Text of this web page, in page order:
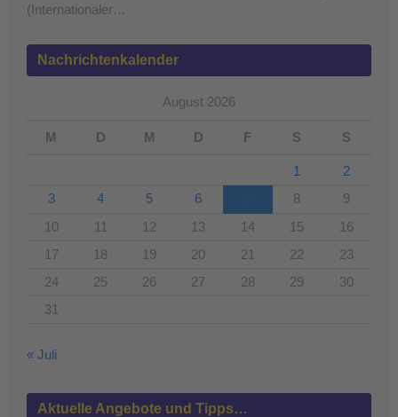
(Internationaler…
Nachrichtenkalender
August 2026
M D M D F S S
1
2
3
4 5 6 8
9
10
11 12 13 14 15
16
17
18 19 20 21 22
23
24
25 26 27 28 29
30
31
« Juli
Aktuelle Angebote und Tipps…